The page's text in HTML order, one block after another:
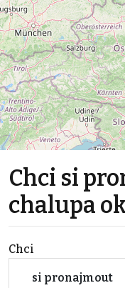
Chci si
chalupa
Chci
si pronajmout